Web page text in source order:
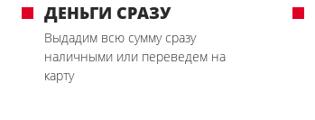
ДЕНЬГИ СРАЗУ
Выдадим всю сумму сразу
наличными или переведем на
карту